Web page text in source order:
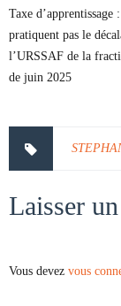
Taxe
pratiquent pas le
l’URSSAF de la
de juin 2025
Laisser
Vous devez vous